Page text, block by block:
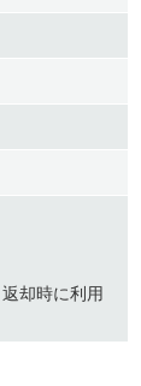
却時に利用